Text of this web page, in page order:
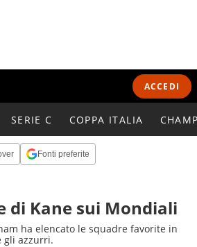
ACCEDI
SERIE C COPPA ITALIA
Fonti preferite
di Kane sui Mondiali
ha elencato le squadre favorite in
gli azzurri.